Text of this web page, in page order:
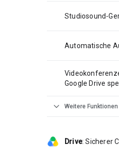
Studiosound-
Automatische
Google Drive
expand_more Weitere
Drive:Sicherer